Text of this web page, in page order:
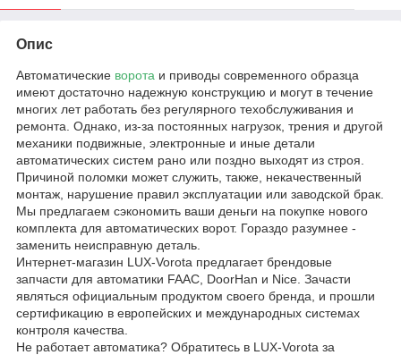
Опис
Автоматические ворота и приводы современного образца
имеют достаточно надежную конструкцию и могут в течение
многих лет работать без регулярного техобслуживания и
ремонта. Однако, из-за постоянных нагрузок, трения и другой
механики подвижные, электронные и иные детали
автоматических систем рано или поздно выходят из строя.
Причиной поломки может служить, также, некачественный
монтаж, нарушение правил эксплуатации или заводской брак.
Мы предлагаем сэкономить ваши деньги на покупке нового
комплекта для автоматических ворот. Гораздо разумнее -
заменить неисправную деталь.
Интернет-магазин LUX-Vorota предлагает брендовые
запчасти для автоматики FAAC, DoorHan и Nice. Зачасти
являться официальным продуктом своего бренда, и прошли
сертификацию в европейских и международных системах
контроля качества.
Не работает автоматика? Обратитесь в LUX-Vorota за